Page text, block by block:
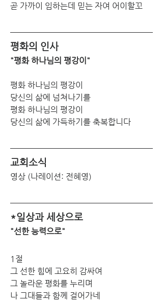
곧 가까이 임하는데 믿는 자여 어이할꼬
평화의 인사
"평화 하나님의 평강이"
평화 하나님의 평강이
당신의 삶에 넘쳐나기를
평화 하나님의 평강이
당신의 삶에 가득하기를 축복합니다
교회소식
영상 (나레이션: 전혜영)
*일상과 세상으로
"선한 능력으로"
1절
그 선한 힘에 고요히 감싸여
그 놀라운 평화를 누리며
나 그대들과 함께 걸어가네